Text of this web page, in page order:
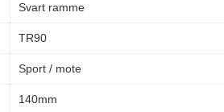
Svart ramme
TR90
Sport / mote
140mm